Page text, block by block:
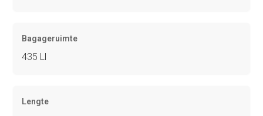
Bagageruimte
435 Ll
Lengte